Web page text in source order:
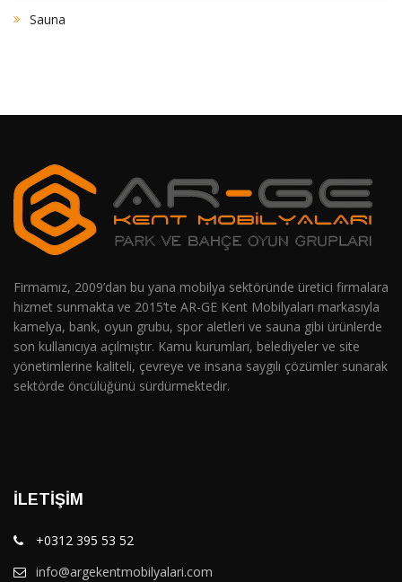
Sauna
Firmamız, 2009’dan bu yana mobilya sektöründe üretici firmalara
hizmet sunmakta ve 2015’te AR-GE Kent Mobilyaları markasıyla
kamelya, bank, oyun grubu, spor aletleri ve sauna gibi ürünlerde
son kullanıcıya açılmıştır. Kamu kurumları, belediyeler ve site
yönetimlerine kaliteli, çevreye ve insana saygılı çözümler sunarak
sektörde öncülüğünü sürdürmektedir.
İLETIŞIM
+0312 395 53 52
info@argekentmobilyalari.com